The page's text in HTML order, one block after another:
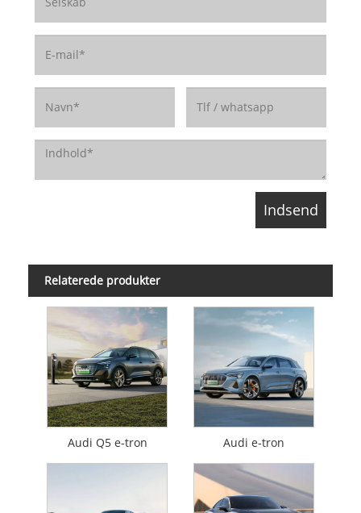
Relaterede produkter
Audi Q5 e-tron Audi e-tron